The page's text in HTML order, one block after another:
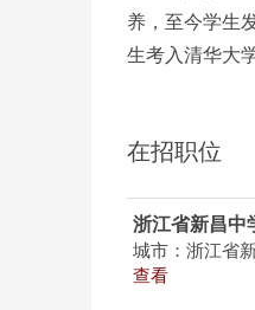
养，至今学生
生考入清华大
在招职位
浙江省新昌中
城市：浙江省
查看